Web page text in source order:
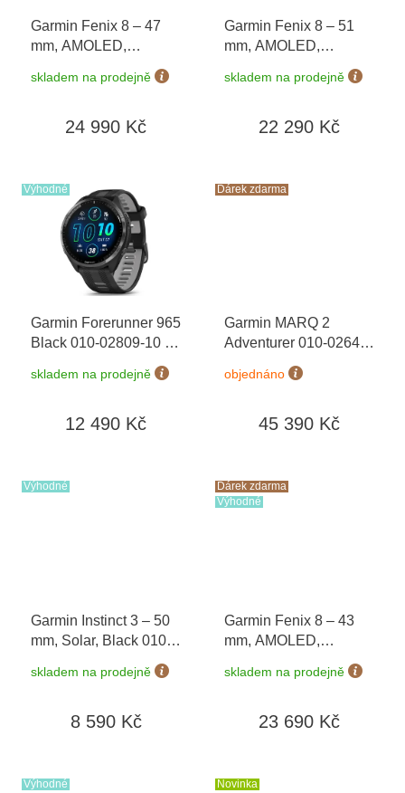
Garmin Fenix 8 – 47
mm, AMOLED,
010-02904-40 +
dárkový poukaz v
Voucher
skladem na prodejně
24 990 Kč
Garmin Fenix 8 – 51
mm, AMOLED,
Sapphire, Titanium s
Orange/Graphite 010-
skladem na prodejně
22 290 Kč
Výhodné
Garmin Forerunner 965
Black 010-02809-10 +
možnost výměny do 90
dní
skladem na prodejně
12 490 Kč
Dárek zdarma
Garmin MARQ 2
Adventurer 010-02648-
31 Premium + náhradní
řemínek+ dárkový
objednáno
45 390 Kč
Výhodné
Garmin Instinct 3 – 50
mm, Solar, Black 010-
skladem na prodejně
8 590 Kč
Dárek zdarma
Výhodné
Garmin Fenix 8 – 43
mm, AMOLED,
Sapphire, Soft Gold /
Limestone 010-02903-
+ Topo Czech PRO
hodnotě 1790 Kč
skladem na prodejně
23 690 Kč
Výhodné Novinka